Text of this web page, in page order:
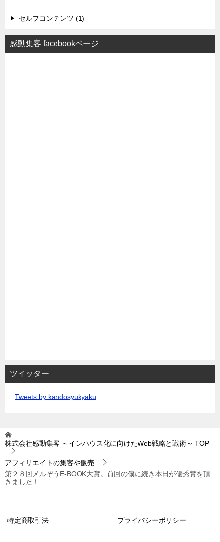
セルフコンテンツ (1)
感動集客 facebookページ
ツイッター
Tweets by kandosyukyaku
株式会社感動集客 ～インハウス化に向けたWeb戦略と戦術～ TOP
アフィリエイトの集客や販売
第２８回メルぞうE-BOOK大賞。前回の僕に続き本田が優秀賞を頂
きました！
特定商取引法 プライバシーポリシー